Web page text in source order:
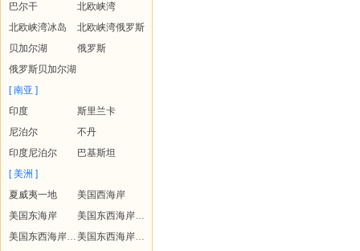
巴尔干
北欧峡湾
北欧峡湾冰岛
北欧峡湾俄罗斯
贝加尔湖
俄罗斯
俄罗斯贝加尔湖
[ 南亚 ]
印度
斯里兰卡
尼泊尔
不丹
印度尼泊尔
巴基斯坦
[ 美洲 ]
夏威夷一地
美国西海岸
美国东海岸
美国东西海岸+夏威夷
美国东西海岸+黄石
美国东西海岸+夏威夷+黄石